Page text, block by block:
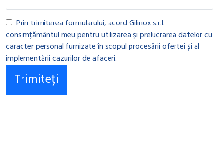
Prin trimiterea formularului, acord Gilinox s.r.l.
consimțământul meu pentru utilizarea și prelucrarea datelor cu
caracter personal furnizate în scopul procesării ofertei și al
implementării cazurilor de afaceri.